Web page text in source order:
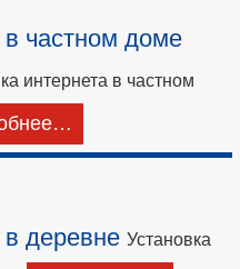
в частном доме
интернета в частном
в деревне Установка